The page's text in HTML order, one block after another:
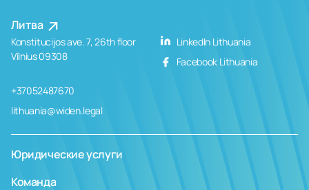
Литва
Konstitucijos ave. 7, 26th floor
Vilnius 09308
+37052487670
lithuania@widen.legal
LinkedIn Lithuania
Facebook Lithuania
Юридические услуги
Команда